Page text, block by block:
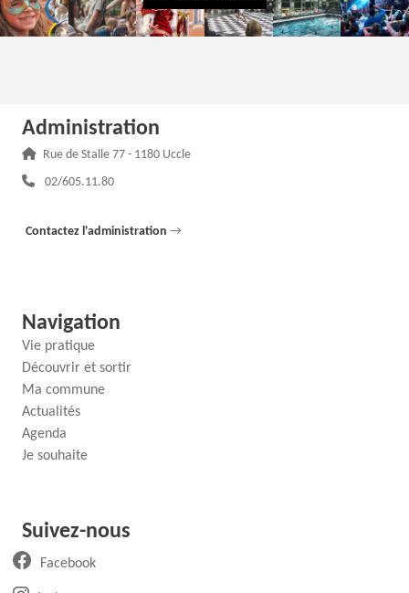
Administration
Adresse :
Rue de Stalle 77 - 1180 Uccle
Téléphone :
02/605.11.80
Contactez l'administration →
Navigation
Vie pratique
Découvrir et sortir
Ma commune
Actualités
Agenda
Je souhaite
Suivez-nous
Facebook(ouvre un nouvel onglet)